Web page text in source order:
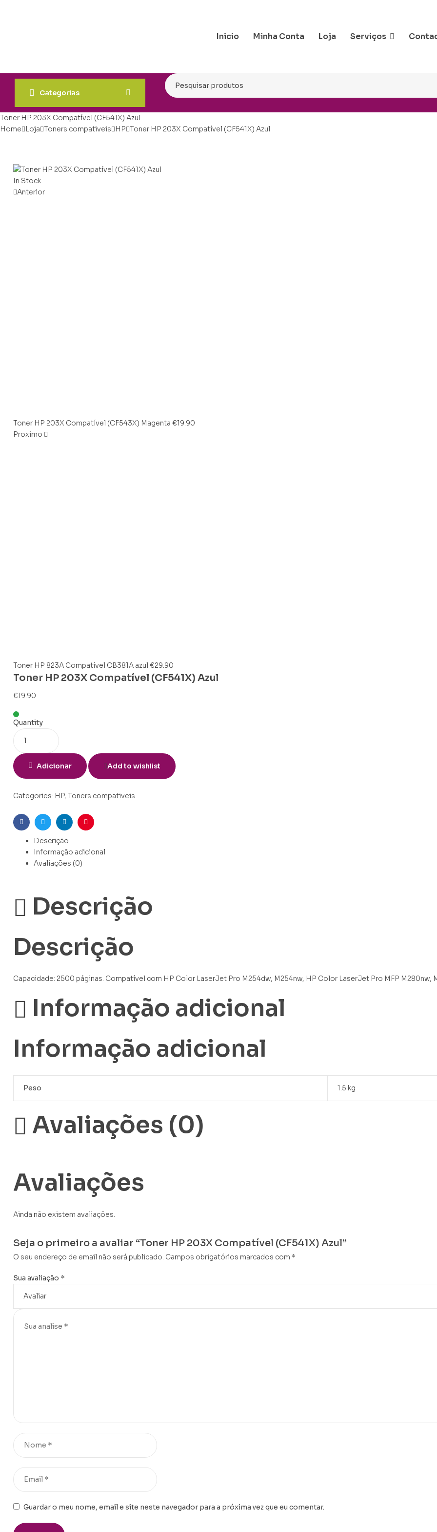
Inicio Minha Conta Loja Serviços
Categorias
Toner HP 203X Compatível (CF541X) Azul
Home
Loja Toners compativeis HP Toner HP 203X Compatível (CF541X) Azul
In Stock
Anterior
Toner HP 203X Compatível (CF543X) Magenta €19.90
Proximo
Toner HP 823A Compatível CB381A azul €29.90
Toner HP 203X Compatível (CF541X) Azul
€19.90
Quantity
Adicionar Add to wishlist
Categories: HP, Toners compativeis
FacebookTwitterLinkedinPinterest
Descrição
Informação adicional
Avaliações (0)
Descrição
Descrição
Capacidade: 2500 páginas. Compatível com HP Color LaserJet Pro M254dw, M254nw, HP Color LaserJet Pro MFP M280nw,
Informação adicional
Informação adicional
Peso 1.5 kg
Avaliações (0)
Avaliações
Ainda não existem avaliações.
Seja o primeiro a avaliar “Toner HP 203X Compatível (CF541X) Azul”
O seu endereço de email não será publicado. Campos obrigatórios marcados com *
Sua avaliação *
Guardar o meu nome, email e site neste navegador para a próxima vez que eu comentar.